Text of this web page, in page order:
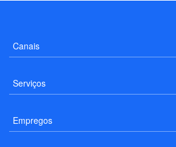
Canais
Serviços
Empregos